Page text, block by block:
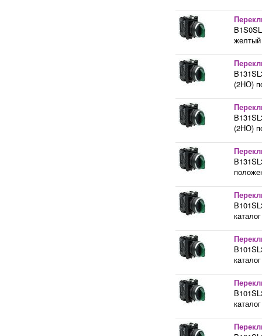
(2НО)
(2НО)
каталог
каталог
каталог